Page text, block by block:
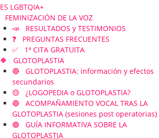
LGBTQIA+
DE LA VOZ
📣 RESULTADOS y TESTIMONIOS
❓ PREGUNTAS FRECUENTES
✅ 1ª CITA GRATUITA
GLOTOPLASTIA
🔴 GLOTOPLASTIA: información y efectos
secundarios
🟡 ¿LOGOPEDIA o GLOTOPLASTIA?
🔵 ACOMPAÑAMIENTO VOCAL TRAS LA
GLOTOPLASTIA (sesiones post operatorias)
🟣 GUÍA INFORMATIVA SOBRE LA
GLOTOPLASTIA